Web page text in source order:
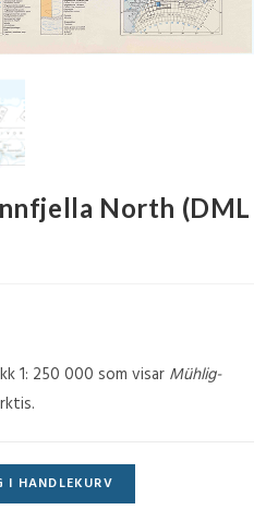
North (DML
1: 250 000 som visar Mühlig-
I HANDLEKURV